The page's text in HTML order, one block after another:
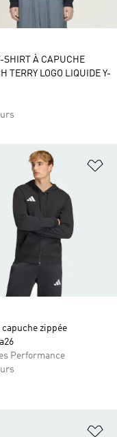
SHIRT À CAPUCHE
TERRY LOGO LIQUIDE Y-
Liste de produits
capuche zippée
Performance